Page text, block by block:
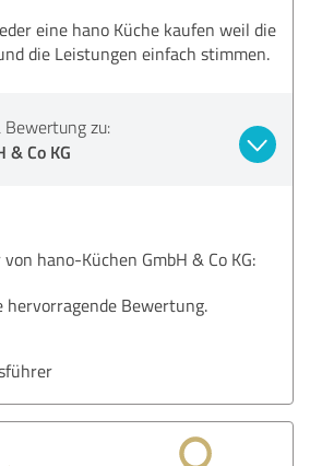
eine hano Küche kaufen weil die
die Leistungen einfach stimmen.
zu:
& Co KG
hano-Küchen GmbH & Co KG:
hervorragende Bewertung.